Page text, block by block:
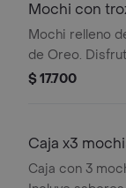
Mochi con
crema
Mochi relleno
de Oreo.
combinación
$ 17.700
Caja x3
Caja con 3